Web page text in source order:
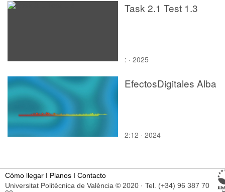
Task 2.1 Test 1.3
: · 2025
EfectosDigitales Alba
2:12 · 2024
Cómo llegar I Planos I Contacto
Universitat Politècnica de València © 2020 · Tel. (+34) 96 387 70